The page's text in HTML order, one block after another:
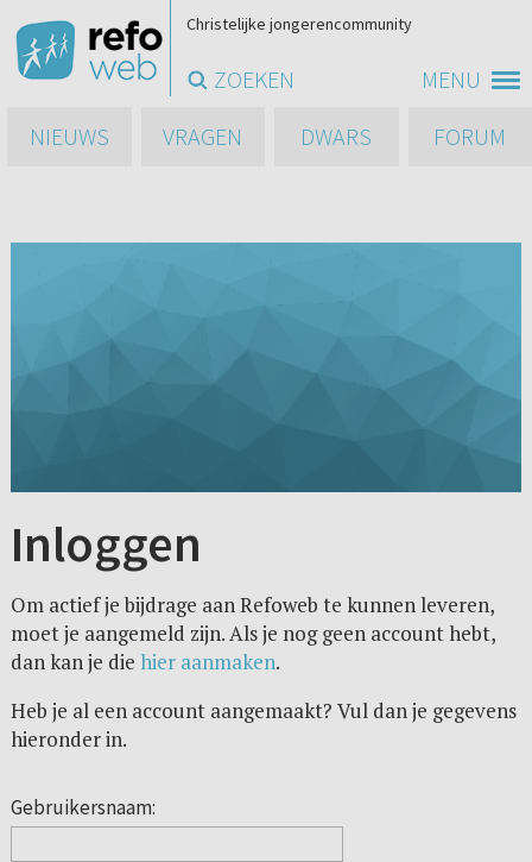
MENU
Christelijke jongerencommunity
ZOEKEN
NIEUWS
VRAGEN DWARS FORUM
Inloggen
Om actief je bijdrage aan Refoweb te kunnen leveren,
moet je aangemeld zijn. Als je nog geen account hebt,
dan kan je die hier aanmaken.
Heb je al een account aangemaakt? Vul dan je gegevens
hieronder in.
Gebruikersnaam: